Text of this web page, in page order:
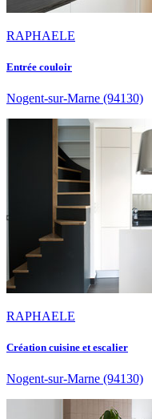
RAPHAELE
Entrée couloir
Nogent-sur-Marne (94130)
RAPHAELE
Création cuisine et escalier
Nogent-sur-Marne (94130)